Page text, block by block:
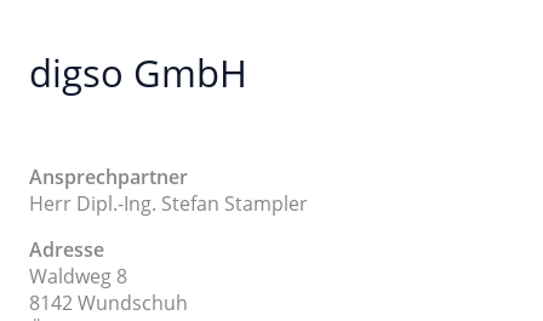
digso GmbH
Ansprechpartner
Herr Dipl.-Ing. Stefan Stampler
Adresse
Waldweg 8
8142 Wundschuh